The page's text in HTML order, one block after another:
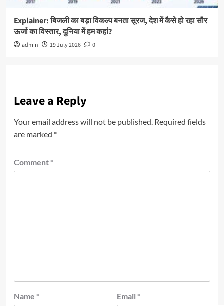
Explainer: बिजली का बड़ा विकल्प बनता सूरज, देश में कैसे हो रहा सौर
ऊर्जा का विस्तार, दुनिया में हम कहां?
admin 19 July 2026 0
Leave a Reply
Your email address will not be published. Required fields
are marked *
Comment *
Name * Email *